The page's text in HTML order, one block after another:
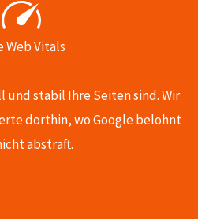
Web Vitals
und stabil Ihre Seiten sind. Wir
dorthin, wo Google belohnt
abstraft.